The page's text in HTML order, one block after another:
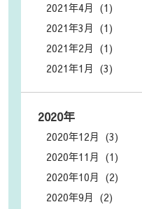
2021年4月 (1)
2021年3月 (1)
2021年2月 (1)
2021年1月 (3)
2020年
2020年12月 (3)
2020年11月 (1)
2020年10月 (2)
2020年9月 (2)